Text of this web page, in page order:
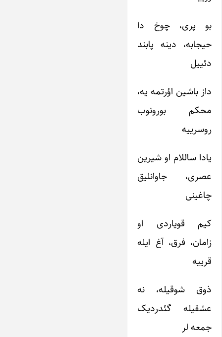
بو پری، چوخ دا
حیجابه، دینه پابند
دئییل
داز باشین اؤرتمه یه،
محکم بورونوب
روسرییه
یادا ساللام او شیرین
عصری، جاوانلیق
چاغینی
کیم قویاردی او
زامان، فرق، آغ ایله
قرییه
ذوق شوقیله، نه
عشقیله گئدردیک
جمعه لر